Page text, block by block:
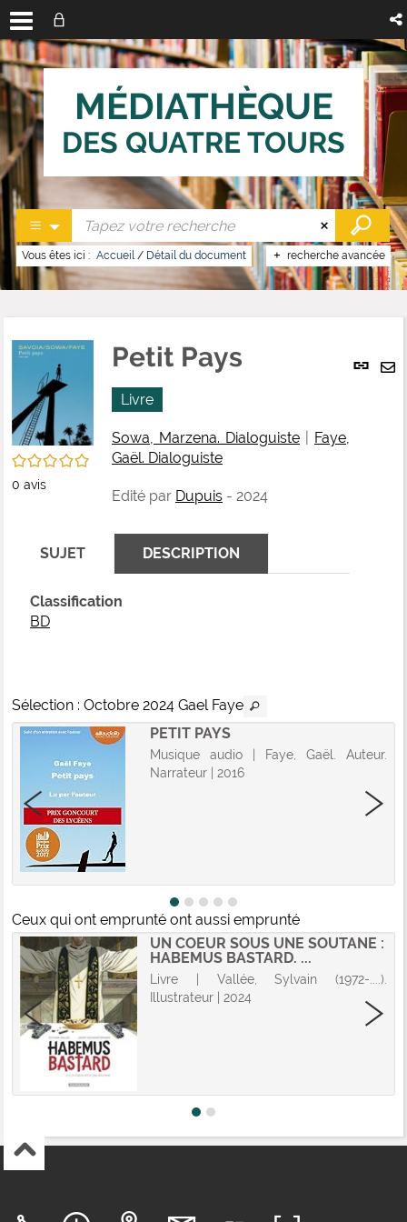
MÉDIATHÈQUE
DES QUATRE TOURS
recherche avancée
Vous êtes ici : Accueil / Détail du document
Lien
/5
0 avis
Petit Pays
Livre
Sowa, Marzena. Dialoguiste
Faye,
Gaël. Dialoguiste
Edité par Dupuis - 2024
SUJET DESCRIPTION
Classification
BD
Sélection : Octobre 2024 Gael Faye
PETIT PAYS
Musique audio | Faye, Gaël. Auteur.
Narrateur | 2016
Ceux qui ont emprunté ont aussi emprunté
UN COEUR SOUS UNE SOUTANE :
HABEMUS BASTARD. ...
Livre | Vallée, Sylvain (1972-....).
Illustrateur | 2024